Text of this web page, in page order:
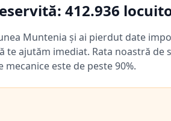
412.936
Muntenia și ai pierdut date
te ajutăm imediat. Rata noastră de
este de peste 90%.